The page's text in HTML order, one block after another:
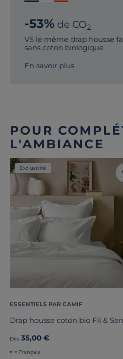
-53% de CO2
VS le même drap housse
sans coton biologique
En savoir plus
POUR
L'AMBIANCE
Exclusivité
ESSENTIELS PAR CAMIF
Drap housse coton bio Fil &
Dès 35,00 €
Français